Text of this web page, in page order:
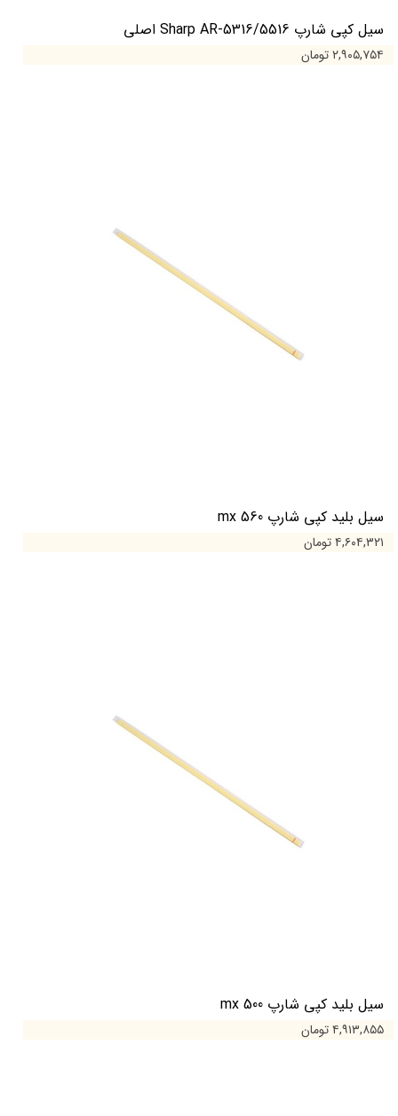
سیل کپی شارپ Sharp AR-5316/5516 اصلی
۲,۹۰۵,۷۵۴ تومان
سیل بلید کپی شارپ mx 560
۴,۶۰۴,۳۲۱ تومان
سیل بلید کپی شارپ mx 500
۴,۹۱۳,۸۵۵ تومان